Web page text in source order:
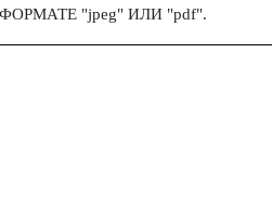
"jpeg" ИЛИ "pdf".